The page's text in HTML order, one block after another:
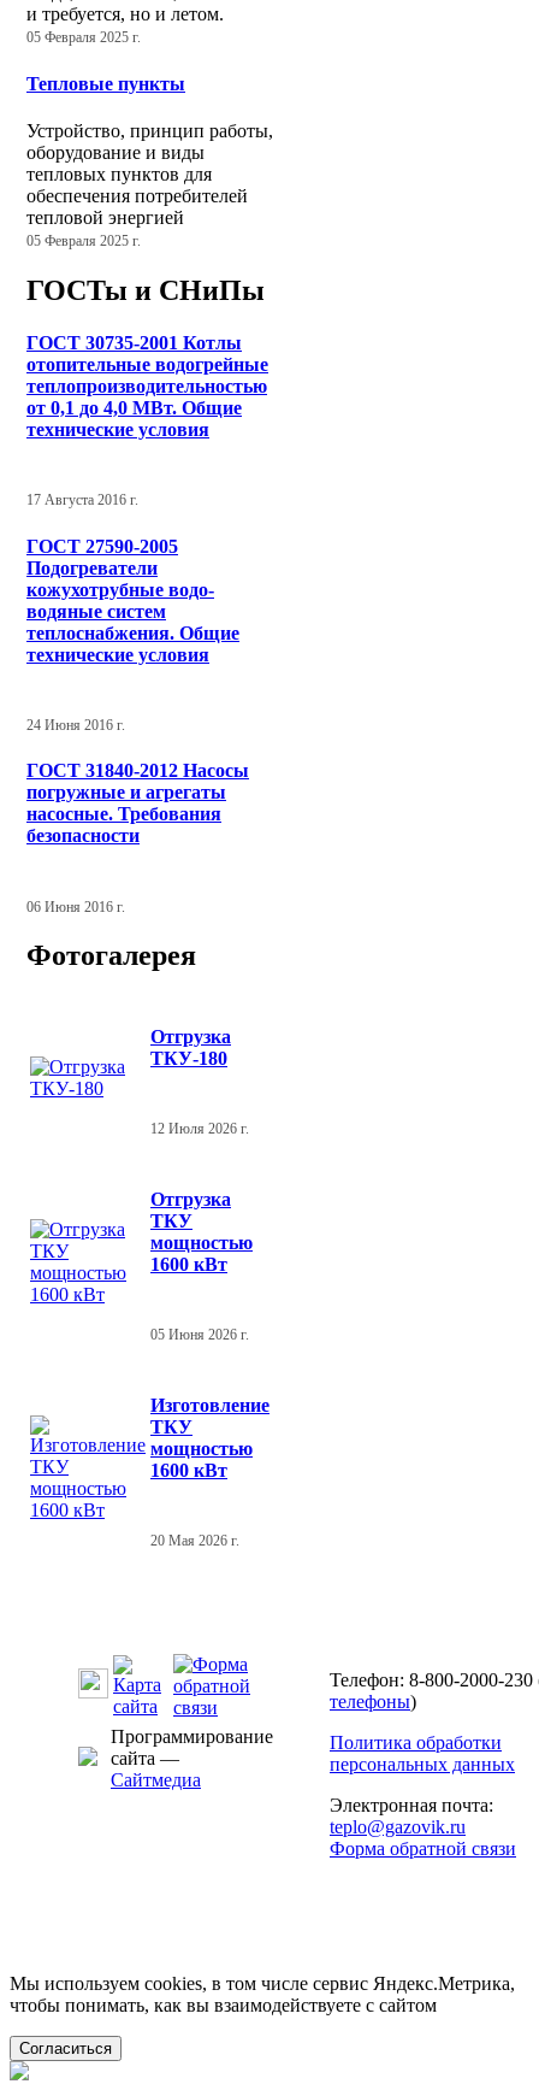
и требуется, но и летом.
05 Февраля 2025 г.
Тепловые пункты
Устройство, принцип работы,
оборудование и виды
тепловых пунктов для
обеспечения потребителей
тепловой энергией
05 Февраля 2025 г.
ГОСТы и СНиПы
ГОСТ 30735-2001 Котлы
отопительные водогрейные
теплопроизводительностью
от 0,1 до 4,0 МВт. Общие
технические условия
17 Августа 2016 г.
ГОСТ 27590-2005
Подогреватели
кожухотрубные водо-
водяные систем
теплоснабжения. Общие
технические условия
24 Июня 2016 г.
ГОСТ 31840-2012 Насосы
погружные и агрегаты
насосные. Требования
безопасности
06 Июня 2016 г.
Фотогалерея
Отгрузка
ТКУ-180
12 Июля 2026 г.
Отгрузка
ТКУ
мощностью
1600 кВт
05 Июня 2026 г.
Изготовление
ТКУ
мощностью
1600 кВт
20 Мая 2026 г.
Программирование
сайта —
Сайтмедиа
Телефон: 8-800-2000-230
телефоны)
Политика обработки
персональных данных
Электронная почта:
teplo@gazovik.ru
Форма обратной связи
Мы используем cookies, в том числе сервис Яндекс.Метрика,
чтобы понимать, как вы взаимодействуете с сайтом
Согласиться